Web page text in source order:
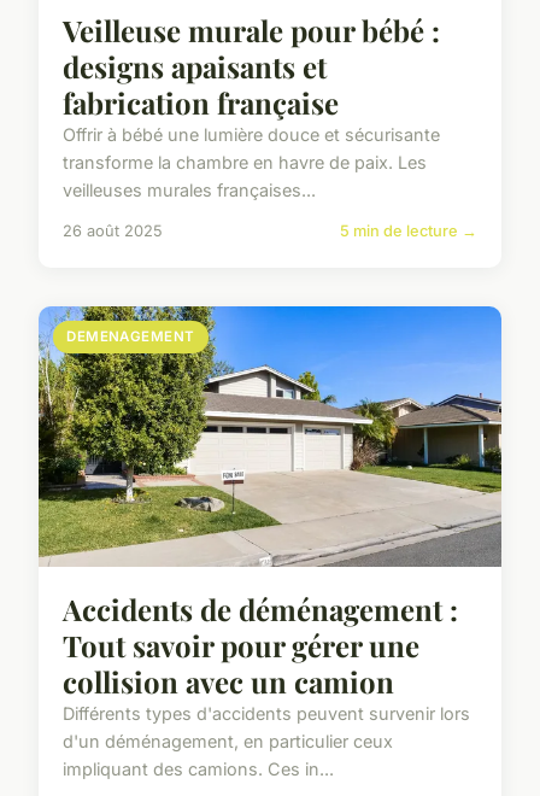
Veilleuse murale pour bébé :
designs apaisants et
fabrication française
Offrir à bébé une lumière douce et sécurisante
transforme la chambre en havre de paix. Les
veilleuses murales françaises...
26 août 2025 5 min de lecture →
DEMENAGEMENT
Accidents de déménagement :
Tout savoir pour gérer une
collision avec un camion
Différents types d'accidents peuvent survenir lors
d'un déménagement, en particulier ceux
impliquant des camions. Ces in...